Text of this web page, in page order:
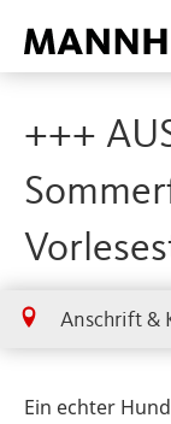
+++
Anschrift &
Ein echter